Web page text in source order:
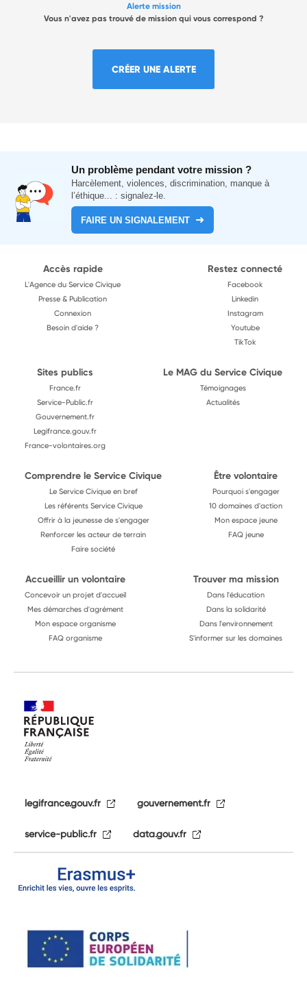
Alerte mission
Vous n'avez pas trouvé de mission qui vous correspond ?
CRÉER UNE ALERTE
Un problème pendant votre mission ?
Harcèlement, violences, discrimination, manque à
l’éthique... : signalez-le.
FAIRE UN SIGNALEMENT
Accès rapide
L'Agence du Service Civique
Presse & Publication
Connexion
Besoin d'aide ?
Restez connecté
Facebook
Linkedin
Instagram
Youtube
TikTok
Sites publics
France.fr
Service-Public.fr
Gouvernement.fr
Legifrance.gouv.fr
France-volontaires.org
Le MAG du Service Civique
Témoignages
Actualités
Comprendre le Service Civique
Le Service Civique en bref
Les référents Service Civique
Offrir à la jeunesse de s'engager
Renforcer les acteur de terrain
Faire société
Être volontaire
Pourquoi s'engager
10 domaines d'action
Mon espace jeune
FAQ jeune
Accueillir un volontaire
Concevoir un projet d'accueil
Mes démarches d'agrément
Mon espace organisme
FAQ organisme
Trouver ma mission
Dans l'éducation
Dans la solidarité
Dans l'environnement
S'informer sur les domaines
legifrance.gouv.fr gouvernement.fr
service-public.fr data.gouv.fr